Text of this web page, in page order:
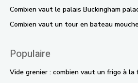
Combien vaut le palais Buckingham
Combien vaut un tour en bateau
Populaire
Vide grenier : combien vaut un frigo à la